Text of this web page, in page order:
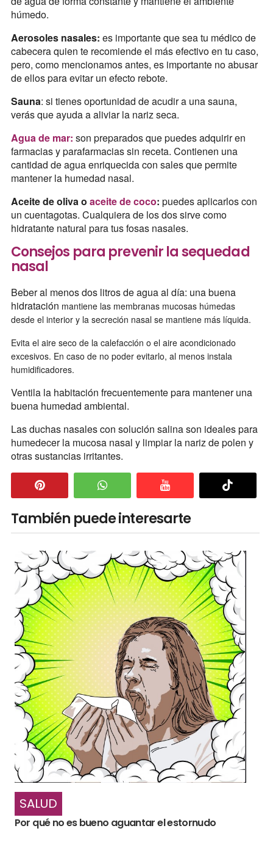
húmedo.
Aerosoles nasales: es importante que sea tu médico de
cabecera quien te recomiende el más efectivo en tu caso,
pero, como mencionamos antes, es importante no abusar
de ellos para evitar un efecto rebote.
Sauna: si tienes oportunidad de acudir a una sauna,
verás que ayuda a aliviar la nariz seca.
Agua de mar: son preparados que puedes adquirir en
farmacias y parafarmacias sin receta. Contienen una
cantidad de agua enriquecida con sales que permite
mantener la humedad nasal.
Aceite de oliva o aceite de coco: puedes aplicarlos con
un cuentagotas. Cualquiera de los dos sirve como
hidratante natural para tus fosas nasales.
Consejos para prevenir la sequedad
nasal
Beber al menos dos litros de agua al día: una buena
hidratación mantiene las membranas mucosas húmedas
desde el interior y la secreción nasal se mantiene más líquida.
Evita el aire seco de la calefacción o el aire acondicionado
excesivos. En caso de no poder evitarlo, al menos instala
humidificadores.
Ventila la habitación frecuentemente para mantener una
buena humedad ambiental.
Las duchas nasales con solución salina son ideales para
humedecer la mucosa nasal y limpiar la nariz de polen y
otras sustancias irritantes.
También puede interesarte
SALUD
Por qué no es bueno aguantar el estornudo